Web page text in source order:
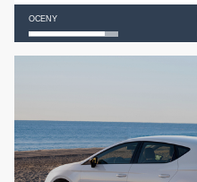
OCENY